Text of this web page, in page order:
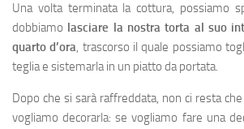
Una volta terminata la cottura, possiamo
dobbiamo lasciare la nostra torta al suo
quarto d’ora, trascorso il quale possiamo
teglia e sistemarla in un piatto da portata.
Dopo che si sarà raffreddata, non ci resta
vogliamo decorarla: se vogliamo fare una